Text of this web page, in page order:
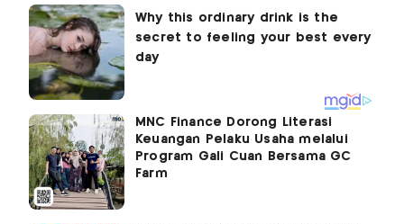
MNC Finance Dorong Literasi
Keuangan Pelaku Usaha melalui
Program Gali Cuan Bersama GC
Farm